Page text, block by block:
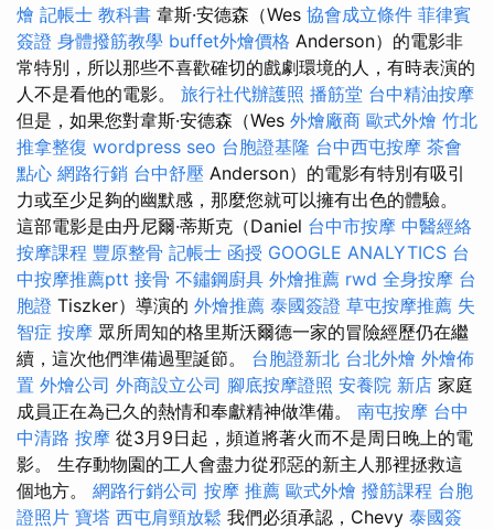
燴 記帳士 教科書 韋斯·安德森（Wes 協會成立條件 菲律賓
簽證 身體撥筋教學 buffet外燴價格 Anderson）的電影非
常特別，所以那些不喜歡確切的戲劇環境的人，有時表演的
人不是看他的電影。 旅行社代辦護照 播筋堂 台中精油按摩
但是，如果您對韋斯·安德森（Wes 外燴廠商 歐式外燴 竹北
推拿整復 wordpress seo 台胞證基隆 台中西屯按摩 茶會
點心 網路行銷 台中舒壓 Anderson）的電影有特別有吸引
力或至少足夠的幽默感，那麼您就可以擁有出色的體驗。
這部電影是由丹尼爾·蒂斯克（Daniel 台中市按摩 中醫經絡
按摩課程 豐原整骨 記帳士 函授 GOOGLE ANALYTICS 台
中按摩推薦ptt 接骨 不鏽鋼廚具 外燴推薦 rwd 全身按摩 台
胞證 Tiszker）導演的 外燴推薦 泰國簽證 草屯按摩推薦 失
智症 按摩 眾所周知的格里斯沃爾德一家的冒險經歷仍在繼
續，這次他們準備過聖誕節。 台胞證新北 台北外燴 外燴佈
置 外燴公司 外商設立公司 腳底按摩證照 安養院 新店 家庭
成員正在為已久的熱情和奉獻精神做準備。 南屯按摩 台中
中清路 按摩 從3月9日起，頻道將著火而不是周日晚上的電
影。 生存動物園的工人會盡力從邪惡的新主人那裡拯救這
個地方。 網路行銷公司 按摩 推薦 歐式外燴 撥筋課程 台胞
證照片 寶塔 西屯肩頸放鬆 我們必須承認，Chevy 泰國簽